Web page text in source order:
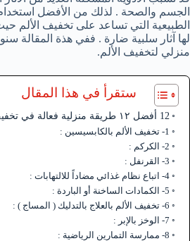
الجسم والصحة . لذلك من الأفضل استخدام
الطبيعية التي تساعد على تخفيف الألم
منزلي لتخفيف الألم.
ستقرأ في هذا المقال
12 أفضل ١٢ طريقة منزلية فعالة في تخفيف الألم :
1- تخفيف الألم بالكابسيسين :
2- الكركم :
3- القرنفل :
4- اتباع نظام غذائي مضاداً للالتهابات :
5- الكمادات الساخنة أو الباردة :
6- تخفيف الألم بالعلاج بالتدليك ( المساج ) :
7- الوخز بالإبر :
8- ممارسة التمارين الرياضية :